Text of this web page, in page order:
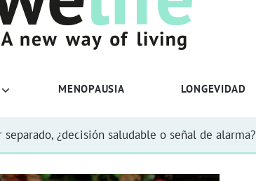
MENOPAUSIA LONGEVIDAD
¿decisión saludable o señal de alarma?